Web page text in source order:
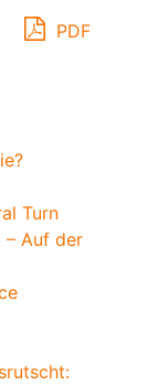
PDF
Turn
– Auf der